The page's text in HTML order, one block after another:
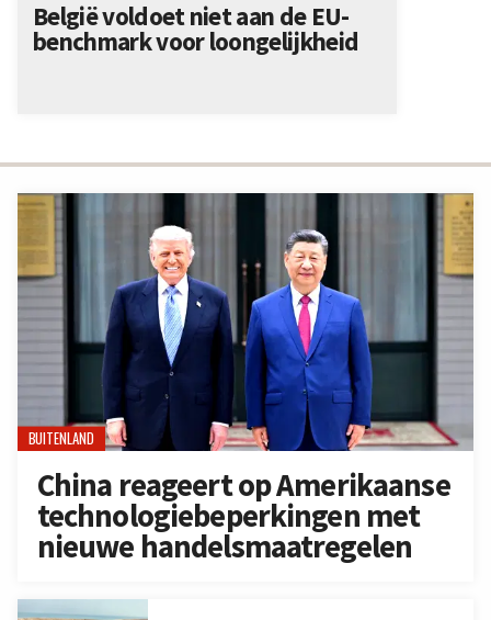
BUITENLAND
China reageert op Amerikaanse
technologiebeperkingen met
nieuwe handelsmaatregelen
België voldoet niet aan de EU-
benchmark voor loongelijkheid